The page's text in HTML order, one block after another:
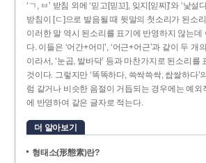
‘ㄱ, ㅂ’ 받침 외에 ‘믿고[믿꼬], 잊지[읻찌]’와 ‘낯설
받침이 [ㄷ]으로 발음될 때 뒷말의 첫소리가 된소
이러한 말 역시 된소리를 표기에 반영하지 않는데
다. 이들은 ‘어간+어미’, ‘어근+어근’과 같이 두 개
이라서, ‘눈곱, 발바닥’ 등과 마찬가지로 된소리를
것이다. 그렇지만 ‘똑똑하다, 쓱싹쓱싹, 쌉쌀하다’
럼 같거나 비슷한 음절이 거듭되는 경우에는 예외
에 반영하여 같은 글자로 적는다.
더 알아보기
형태소(形態素)란?